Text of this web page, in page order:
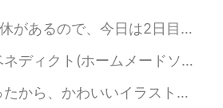
。このカフェはほうじ茶ラテを売れているので、飲んで見ました。美味かったけど、値段がちょっと高かったと思う、747円ぐら...
分はポーチエッグ好きじゃないから、最後に作った時は4年前まだ料理学校に通ってた時でした😂でもオランデーズソースは上手く...
トも作りました！ぜひフォローしてください😆kurokuro_illust 髪の毛を家で自分で染めてみたけど、失敗しました！🤣ラ...